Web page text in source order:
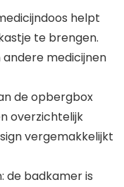
helpt
te brengen.
medicijnen
de opbergbox
overzichtelijk
vergemakkelijkt
de badkamer is